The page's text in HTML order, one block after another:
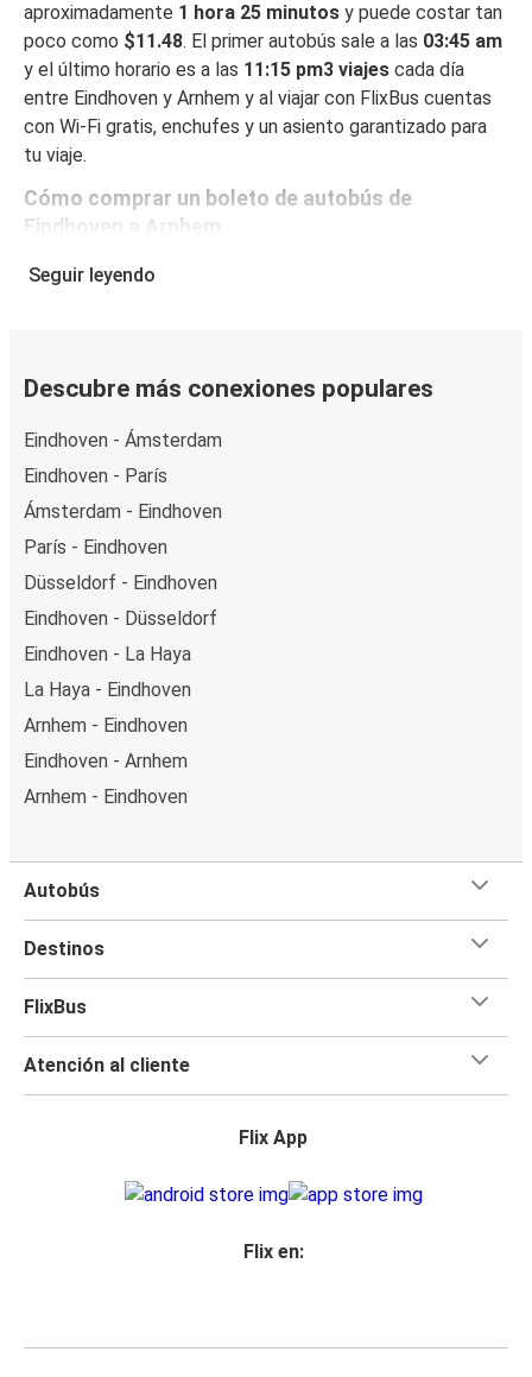
aproximadamente 1 hora 25 minutos y puede costar tan
poco como $11.48. El primer autobús sale a las 03:45 am
y el último horario es a las 11:15 pm3 viajes cada día
entre Eindhoven y Arnhem y al viajar con FlixBus cuentas
con Wi-Fi gratis, enchufes y un asiento garantizado para
tu viaje.
Cómo comprar un boleto de autobús de
Eindhoven a Arnhem
Reservar un boleto con FlixBus es muy fácil: en este sitio
formas de pago en línea seguras, como tarjeta de crédito,
efectivo a bordo o en un punto de venta.
Seguir leyendo
Descubre más conexiones populares
Eindhoven - Ámsterdam
Eindhoven - París
Ámsterdam - Eindhoven
París - Eindhoven
Düsseldorf - Eindhoven
Eindhoven - Düsseldorf
Eindhoven - La Haya
La Haya - Eindhoven
Arnhem - Eindhoven
Eindhoven - Arnhem
Arnhem - Eindhoven
Autobús
Destinos
FlixBus
Atención al cliente
Flix App
Flix en: